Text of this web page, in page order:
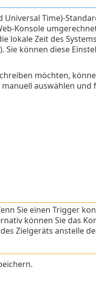
Time)-
Konsole
lokale Zeit des
Sie können diese
möchten,
auswählen und
Sie einen Trigger
können Sie das
Zielgeräts anstelle